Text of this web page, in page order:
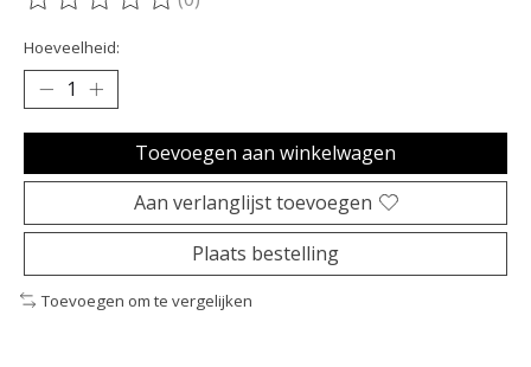
De beoordeling van dit product is
Hoeveelheid:
Toevoegen aan winkelwagen
Aan verlanglijst toevoegen
Plaats bestelling
Toevoegen om te vergelijken